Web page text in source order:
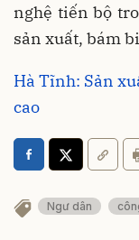
nghệ tiến bộ
sản xuất, bám
Hà Tĩnh: Sản
cao
Ngư dân